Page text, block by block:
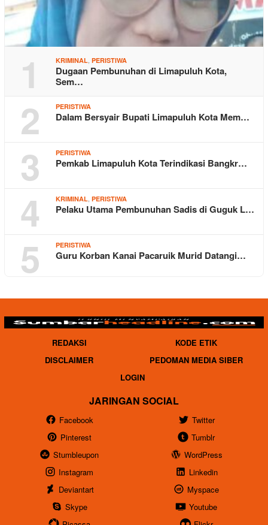
1 KRIMINAL PERISTIWA
Dugaan Pembunuhan di Limapuluh Kota,
Sem…
2 PERISTIWA
Dalam Bersyair Bupati Limapuluh Kota Mem…
3 PERISTIWA
Pemkab Limapuluh Kota Terindikasi Bangkr…
4 KRIMINAL PERISTIWA
Pelaku Utama Pembunuhan Sadis di Guguk L…
5 PERISTIWA
Guru Korban Kanai Pacaruik Murid Datangi…
REDAKSI
KODE ETIK
DISCLAIMER
PEDOMAN MEDIA SIBER
LOGIN
JARINGAN SOCIAL
Facebook
Twitter
Pinterest
Tumblr
Stumbleupon
WordPress
Instagram
Linkedin
Deviantart
Myspace
Skype
Youtube